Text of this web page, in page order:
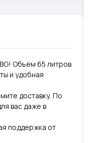
Объем 65 литров
и удобная
доставку. По
вас даже в
поддержка от